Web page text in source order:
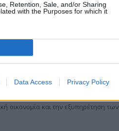
Retention, Sale, and/or Sharing
with the Purposes for which it
Data Access Privacy Policy
της ΑΤΕ Σ.
την περιφέρεια του νομού. Μετά τη
νέο θύμα της πολιτικής
του υποκαταστήματος της
οικονομία και την εξυπηρέτηση των